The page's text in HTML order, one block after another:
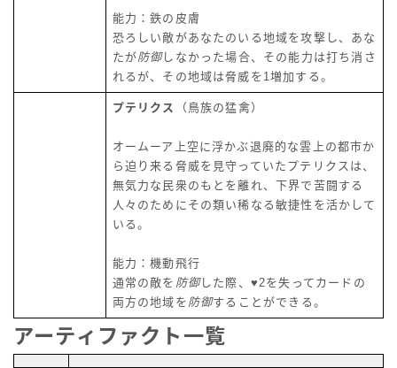
能力：鉄の皮膚
恐ろしい敵があなたのいる地域を攻撃し、あな
たが防御しなかった場合、その能力は打ち消さ
れるが、その地域は脅威を1増加する。
プテリクス （鳥族の猛禽）
オームーア上空に浮かぶ退廃的な雲上の都市か
ら迫り来る脅威を見守っていたプテリクスは、
無気力な民衆のもとを離れ、下界で苦闘する
人々のためにその類い稀なる敏捷性を活かして
いる。
能力：機動飛行
通常の敵を 防御した際、♥2を失ってカードの
両方の地域を 防御することができる。
アーティファクト一覧